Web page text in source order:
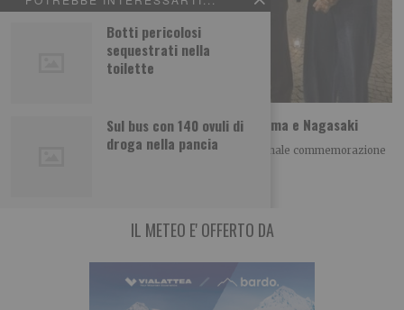
Botti pericolosi
sequestrati nella
toilette
Sul bus con 140 ovuli di
droga nella pancia
A Torino il ricordo della tragedia di Hiroshima e Nagasaki
Giovedì 6 agosto alle h 21.00 si è tenuta la tradizionale commemorazione
IL METEO E' OFFERTO DA